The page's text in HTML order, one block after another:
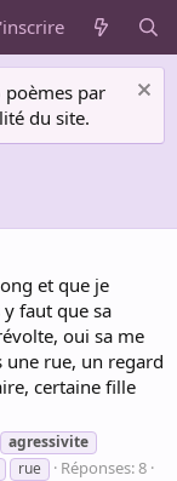
poèmes par
du site.
et que je
faut que sa
oui sa me
une rue, un regard
certaine fille
agressivite
rue
Réponses: 8